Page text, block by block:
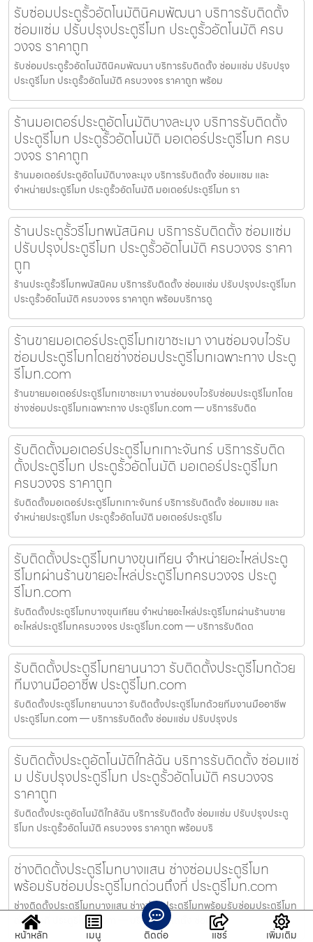
รับซ่อมประตูรั้วอัตโนมัตินิคมพัฒนา บริการรับติดตั้ง
ซ่อมแซ่ม ปรับปรุงประตูรีโมท ประตูรั้วอัตโนมัติ ครบ
วงจร ราคาถูก
รับซ่อมประตูรั้วอัตโนมัตินิคมพัฒนา บริการรับติดตั้ง ซ่อมแซ่ม ปรับปรุง
ประตูรีโมท ประตูรั้วอัตโนมัติ ครบวงจร ราคาถูก พร้อม
ร้านมอเตอร์ประตูอัตโนมัติบางละมุง บริการรับติดตั้ง
ประตูรีโมท ประตูรั้วอัตโนมัติ มอเตอร์ประตูรีโมท ครบ
วงจร ราคาถูก
ร้านมอเตอร์ประตูอัตโนมัติบางละมุง บริการรับติดตั้ง ซ่อมแซม และ
จำหน่ายประตูรีโมท ประตูรั้วอัตโนมัติ มอเตอร์ประตูรีโมท รา
ร้านประตูรั้วรีโมทพนัสนิคม บริการรับติดตั้ง ซ่อมแซ่ม
ปรับปรุงประตูรีโมท ประตูรั้วอัตโนมัติ ครบวงจร ราคา
ถูก
ร้านประตูรั้วรีโมทพนัสนิคม บริการรับติดตั้ง ซ่อมแซ่ม ปรับปรุงประตูรีโมท
ประตูรั้วอัตโนมัติ ครบวงจร ราคาถูก พร้อมบริการดู
ร้านขายมอเตอร์ประตูรีโมทเขาชะเมา งานซ่อมจบไวรับ
ซ่อมประตูรีโมทโดยช่างซ่อมประตูรีโมทเฉพาะทาง ประตู
รีโมท.com
ร้านขายมอเตอร์ประตูรีโมทเขาชะเมา งานซ่อมจบไวรับซ่อมประตูรีโมทโดย
ช่างซ่อมประตูรีโมทเฉพาะทาง ประตูรีโมท.com — บริการรับติด
รับติดตั้งมอเตอร์ประตูรีโมทเกาะจันทร์ บริการรับติด
ตั้งประตูรีโมท ประตูรั้วอัตโนมัติ มอเตอร์ประตูรีโมท
ครบวงจร ราคาถูก
รับติดตั้งมอเตอร์ประตูรีโมทเกาะจันทร์ บริการรับติดตั้ง ซ่อมแซม และ
จำหน่ายประตูรีโมท ประตูรั้วอัตโนมัติ มอเตอร์ประตูรีโม
รับติดตั้งประตูรีโมทบางขุนเทียน จำหน่ายอะไหล่ประตู
รีโมทผ่านร้านขายอะไหล่ประตูรีโมทครบวงจร ประตู
รีโมท.com
รับติดตั้งประตูรีโมทบางขุนเทียน จำหน่ายอะไหล่ประตูรีโมทผ่านร้านขาย
อะไหล่ประตูรีโมทครบวงจร ประตูรีโมท.com — บริการรับติดต
รับติดตั้งประตูรีโมทยานนาวา รับติดตั้งประตูรีโมทด้วย
ทีมงานมืออาชีพ ประตูรีโมท.com
รับติดตั้งประตูรีโมทยานนาวา รับติดตั้งประตูรีโมทด้วยทีมงานมืออาชีพ
ประตูรีโมท.com — บริการรับติดตั้ง ซ่อมแซ่ม ปรับปรุงปร
รับติดตั้งประตูอัตโนมัติใกล้ฉัน บริการรับติดตั้ง ซ่อมแซ่
ม ปรับปรุงประตูรีโมท ประตูรั้วอัตโนมัติ ครบวงจร
ราคาถูก
รับติดตั้งประตูอัตโนมัติใกล้ฉัน บริการรับติดตั้ง ซ่อมแซ่ม ปรับปรุงประตู
รีโมท ประตูรั้วอัตโนมัติ ครบวงจร ราคาถูก พร้อมบริ
ช่างติดตั้งประตูรีโมทบางแสน ช่างซ่อมประตูรีโมท
พร้อมรับซ่อมประตูรีโมทด่วนถึงที่ ประตูรีโมท.com
ช่างติดตั้งประตูรีโมทบางแสน ช่างซ่อมประตูรีโมทพร้อมรับซ่อมประตูรีโมท
ด่วนถึงที่ ประตูรีโมท.com — บริการรับติดตั้ง ซ่อมแซ่
หน้าหลัก
เมนู ติดต่อ แชร์ เพิ่มเติม